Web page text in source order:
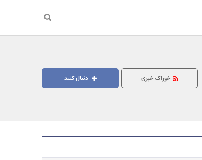
دنبال کنید خوراک خبری